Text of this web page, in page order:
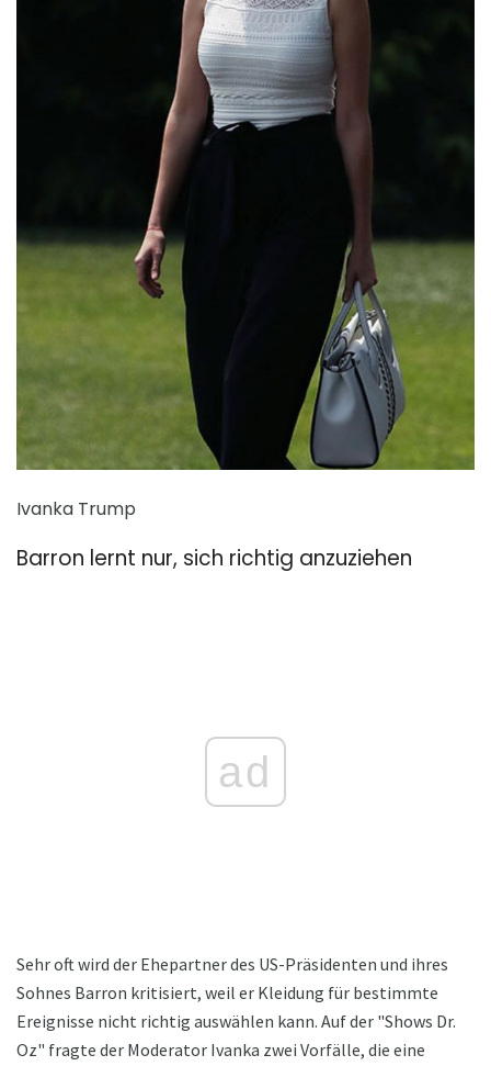
Ivanka Trump
Barron lernt nur, sich richtig anzuziehen
ad
Sehr oft wird der Ehepartner des US-Präsidenten und ihres
Sohnes Barron kritisiert, weil er Kleidung für bestimmte
Ereignisse nicht richtig auswählen kann. Auf der "Shows Dr.
Oz" fragte der Moderator Ivanka zwei Vorfälle, die eine